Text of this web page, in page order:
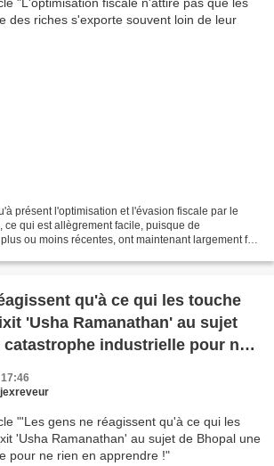
présent l'optimisation et l'évasion fiscale par le
ce qui est allègrement facile, puisque de
ou moins récentes, ont maintenant largement fait
qu'à ce qui les touche
'Usha Ramanathan' au sujet
catastrophe industrielle pour ne
!